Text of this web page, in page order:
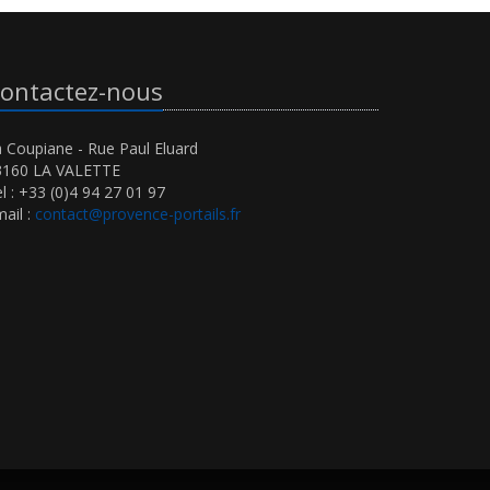
nous
Coupiane - Rue Paul Eluard
LA VALETTE
: +33 (0)4 94 27 01 97
: contact@provence-portails.fr